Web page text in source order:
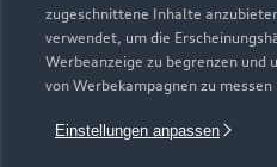
zugeschnittene Inhalte
verwendet, um die
Werbeanzeige zu begrenzen und
von Werbekampagnen zu
Einstellungen anpassen
Alle Modelle
Modelle vergleichen
Elektromodelle
Kaufen & leasen